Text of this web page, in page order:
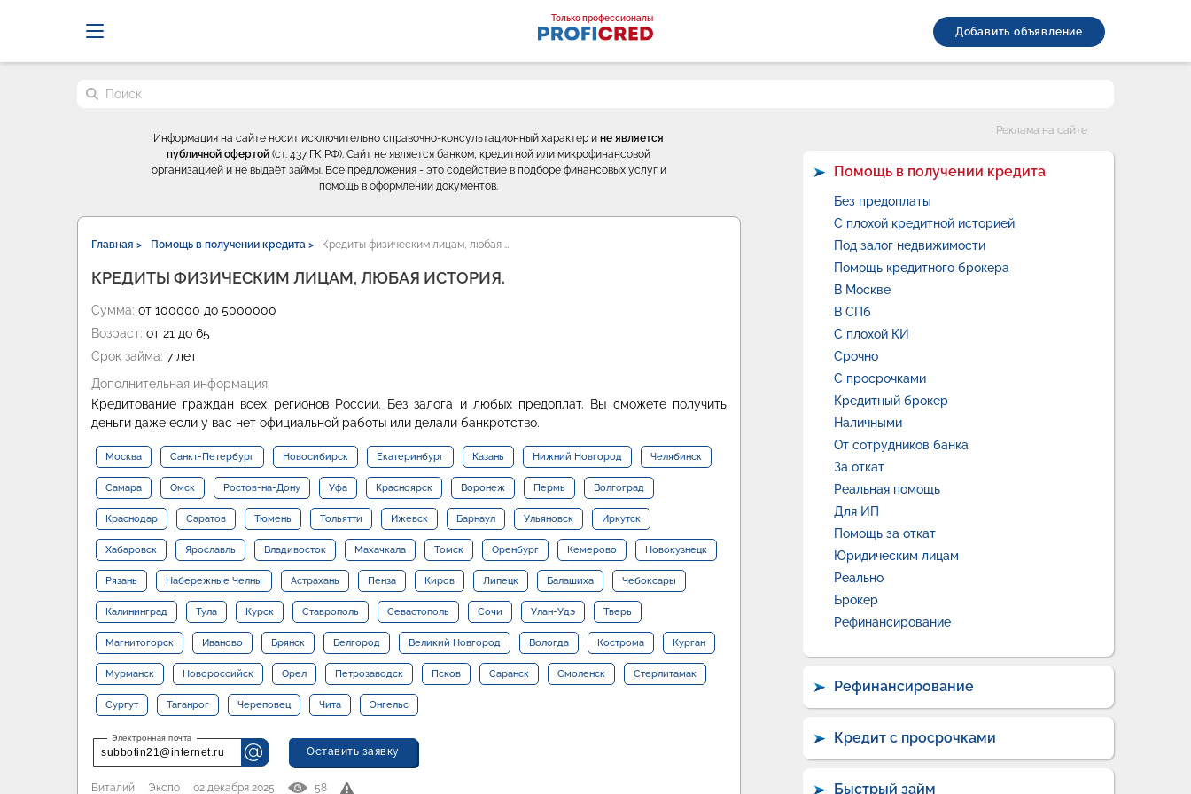
Только профессионалы
Добавить объявление
Поиск по сайту
Информация на сайте носит исключительно справочно-консультационный характер ине является
публичной офертой (ст. 437 ГК РФ). Сайт не является банком, кредитной или микрофинансовой
организацией и не выдаёт займы. Все предложения - это содействие в подборе финансовых услуг и
помощь в оформлении документов.
Главная > Помощь в получении кредита > Кредиты физическим лицам, любая …
КРЕДИТЫ ФИЗИЧЕСКИМ ЛИЦАМ, ЛЮБАЯ ИСТОРИЯ.
Сумма: от 100000 до 5000000
Возраст: от 21 до 65
Срок займа: 7 лет
Дополнительная информация:
Кредитование граждан всех регионов России. Без залога и любых предоплат. Вы сможете получить
деньги даже если у вас нет официальной работы или делали банкротство.
Москва Санкт-Петербург Новосибирск Екатеринбург Казань Нижний Новгород Челябинск
Самара Омск Ростов-на-Дону Уфа Красноярск Воронеж Пермь Волгоград
Краснодар Саратов Тюмень Тольятти Ижевск Барнаул Ульяновск Иркутск
Хабаровск Ярославль Владивосток Махачкала Томск Оренбург Кемерово Новокузнецк
Рязань Набережные Челны Астрахань Пенза Киров Липецк Балашиха Чебоксары
Калининград Тула Курск Ставрополь Севастополь Сочи Улан-Удэ Тверь
Магнитогорск Иваново Брянск Белгород Великий Новгород Вологда Кострома Курган
Мурманск Новороссийск Орел Петрозаводск Псков Саранск Смоленск Стерлитамак
Сургут Таганрог Череповец Чита Энгельс
subbotin21@internet.ru Оставить заявку
Виталий Экспо 02 декабря 2025 58
Реклама на сайте
Помощь в получении кредита
Без предоплаты
С плохой кредитной историей
Под залог недвижимости
Помощь кредитного брокера
В Москве
В СПб
С плохой КИ
Срочно
С просрочками
Кредитный брокер
Наличными
От сотрудников банка
За откат
Реальная помощь
Для ИП
Помощь за откат
Юридическим лицам
Реально
Брокер
Рефинансирование
Рефинансирование
Кредит с просрочками
Быстрый займ